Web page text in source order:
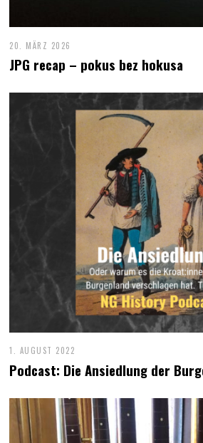
20. MÄRZ 2026
JPG recap – pokus bez hokusa
1. AUGUST 2022
Podcast: Die Ansiedlung der